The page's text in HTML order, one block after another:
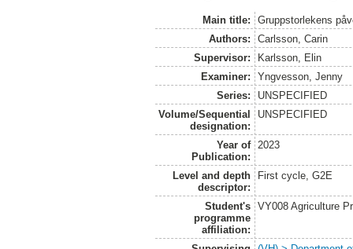
Main title:
Gruppstorlekens
Authors:
Carlsson, Carin
Supervisor:
Karlsson, Elin
Examiner:
Yngvesson, Jenny
Series:
UNSPECIFIED
Volume/Sequential
designation:
UNSPECIFIED
Year of
Publication:
2023
Level and depth
descriptor:
First cycle, G2E
Student's
programme
affiliation:
VY008 Agriculture